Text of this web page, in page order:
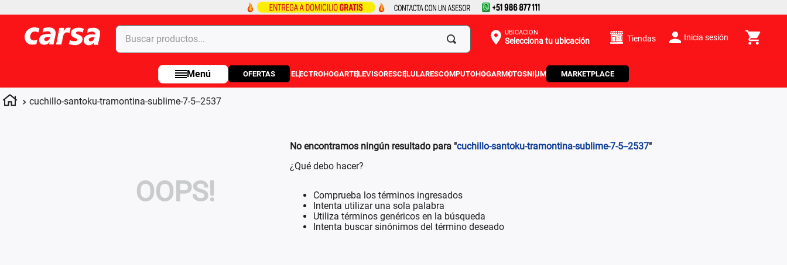
Buscar productos... UBICACIÓN
Selecciona tu ubicación Tiendas Inicia sesión
OFERTAS ELECTROHOGARTELEVISORESCELULARESCOMPUTOHOGARMOTOSNIUM MARKETPLACE
cuchillo-santoku-tramontina-sublime-7-5--2537
OOPS!
No encontramos ningún resultado para "cuchillo-santoku-tramontina-sublime-7-5--2537"
¿Qué debo hacer?
Comprueba los términos ingresados
Intenta utilizar una sola palabra
Utiliza términos genéricos en la búsqueda
Intenta buscar sinónimos del término deseado
Términos más buscados
1.
celulares